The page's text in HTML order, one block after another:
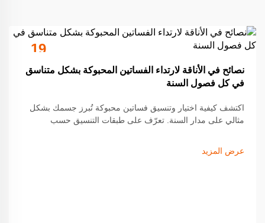
19
Sep
نصائح في الأناقة لارتداء الفساتين المحبوكة بشكل متناسق
في كل فصول السنة
اكتشف كيفية اختيار وتنسيق فساتين محبوكة تُبرز جسمك بشكل
مثالي على مدار السنة. تعرّف على طبقات التنسيق حسب
عرض المزيد